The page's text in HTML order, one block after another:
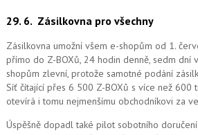
29. 6. Zásilkovna pro všechny
Zásilkovna umožní všem e-shopům od 1.
přímo do Z-BOXů, 24 hodin denně, sedm dní
shopům zlevní, protože samotné podání
Síť čítající přes 6 500 Z-BOXů s více než 600
otevírá i tomu nejmenšímu obchodníkovi za
Úspěšně dopadl také pilot sobotního